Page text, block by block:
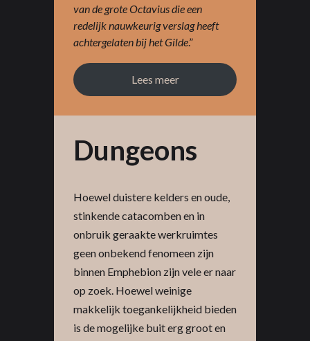
van de grote Octavius die een
redelijk nauwkeurig verslag heeft
achtergelaten bij het Gilde.”
Lees meer
Dungeons
Hoewel duistere kelders en oude,
stinkende catacomben en in
onbruik geraakte werkruimtes
geen onbekend fenomeen zijn
binnen Emphebion zijn vele er naar
op zoek. Hoewel weinige
makkelijk toegankelijkheid bieden
is de mogelijke buit erg groot en